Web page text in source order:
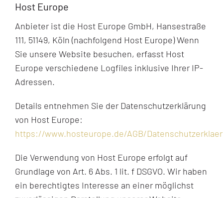
Host Europe
Anbieter ist die Host Europe GmbH, Hansestraße
111, 51149, Köln (nachfolgend Host Europe) Wenn
Sie unsere Website besuchen, erfasst Host
Europe verschiedene Logfiles inklusive Ihrer IP-
Adressen.
Details entnehmen Sie der Datenschutzerklärung
von Host Europe:
https://www.hosteurope.de/AGB/
Die Verwendung von Host Europe erfolgt auf
Grundlage von Art. 6 Abs. 1 lit. f DSGVO. Wir haben
ein berechtigtes Interesse an einer möglichst